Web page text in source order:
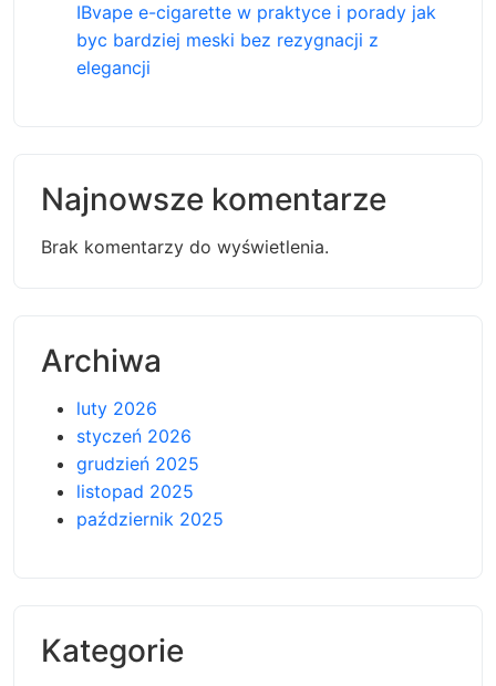
IBvape e-cigarette w praktyce i porady jak
byc bardziej meski bez rezygnacji z
elegancji
Najnowsze komentarze
Brak komentarzy do wyświetlenia.
Archiwa
luty 2026
styczeń 2026
grudzień 2025
listopad 2025
październik 2025
Kategorie